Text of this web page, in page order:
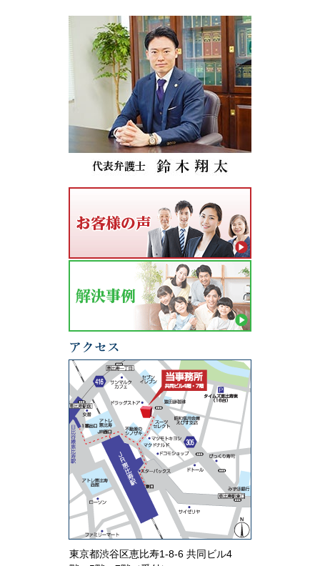
東京都渋谷区恵比寿1-8-6 共同ビル4